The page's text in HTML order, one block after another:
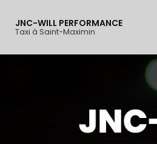
contenu
JNC-WILL PERFORMANCE
Taxi à Saint-Maximin